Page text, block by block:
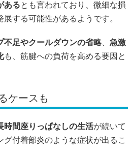
あるとも言われており、微細な損
する可能性があるようです。
不足やクールダウンの省略、 急激
も、筋腱への負荷を高める要因と
ケースも
時間座りっぱなしの生活が続いて
付着部炎のような症状が出るこ